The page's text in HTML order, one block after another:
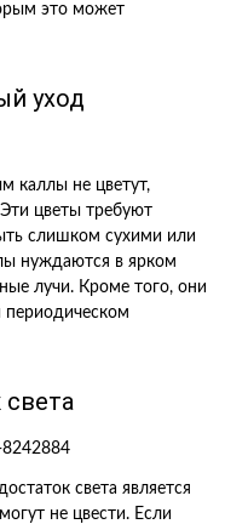
это может
уход
каллы не цветут,
цветы требуют
слишком сухими или
нуждаются в ярком
лучи. Кроме того, они
света является
не цвести. Если